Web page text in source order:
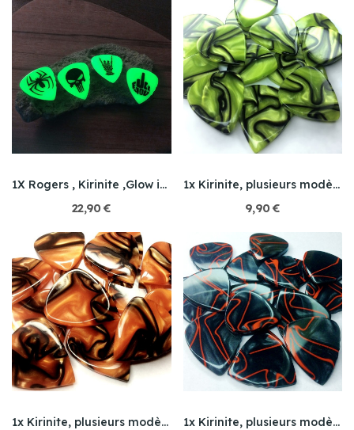
1X Rogers , Kirinite ,Glow in the Dark
22,90 €
1x Kirinite, plusieurs modèles
9,90 €
1x Kirinite, plusieurs modèles 1x Kirinite, plusieurs modèles